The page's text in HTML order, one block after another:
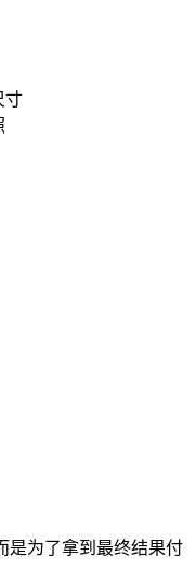
寸
是为了拿到最终结果付